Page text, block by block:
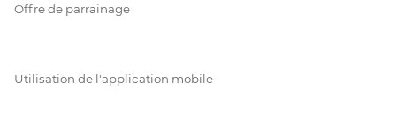
Offre de parrainage
Utilisation de l'application mobile